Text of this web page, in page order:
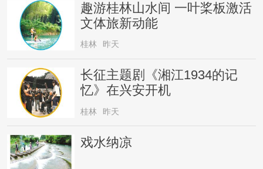
趣游桂林山水间 一叶桨板激活
文体旅新动能
桂林 昨天
长征主题剧《湘江1934的记
忆》在兴安开机
桂林 昨天
戏水纳凉